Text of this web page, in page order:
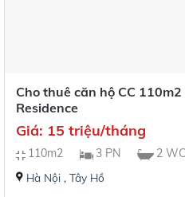
Cho thuê căn hộ CC
Residence
Giá: 15 triệu/tháng
110m2 3 PN 2 WC
Hà Nội, Tây Hồ